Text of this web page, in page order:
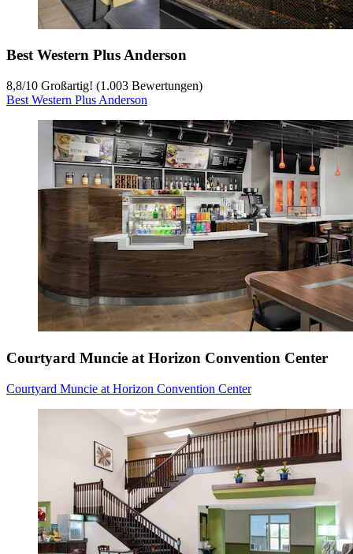
Best Western Plus Anderson
8,8/10 Großartig! (1.003 Bewertungen)
Best Western Plus Anderson
Courtyard Muncie at Horizon Convention Center
Courtyard Muncie at Horizon Convention Center